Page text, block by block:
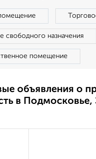
свободного назначения
помещение
объявления о
в Подмосковье,